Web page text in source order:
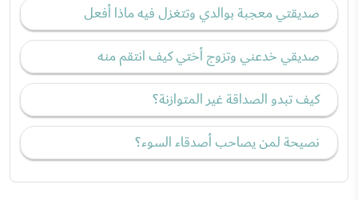
صديقتي معجبة بوالدي وتتغزل فيه ماذا أفعل
صديقي خدعني وتزوج أختي كيف انتقم منه
كيف تبدو الصداقة غير المتوازنة؟
نصيحة لمن يصاحب أصدقاء السوء؟